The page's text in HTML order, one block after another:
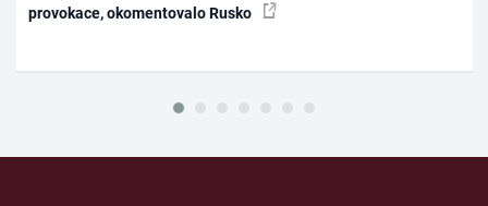
provokace, okomentovalo Rusko